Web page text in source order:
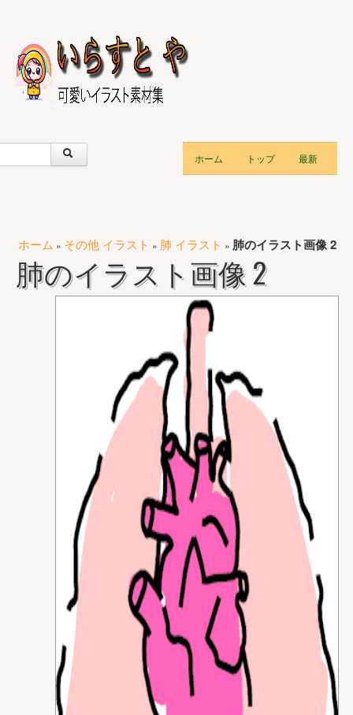
ホーム トップ 最新
ホーム » その他 イラスト » 肺 イラスト » 肺のイラスト画像 2
肺のイラスト画像 2